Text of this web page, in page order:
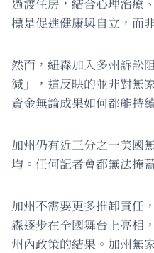
標是促進健康與自立，而
然而，紐森加入多州訴訟
減」，這反映的並非對無
資金無論成果如何都能持
加州仍有近三分之一美國
均。任何記者會都無法掩
加州不需要更多推卸責任
森逐步在全國舞台上亮相
州內政策的結果。加州無